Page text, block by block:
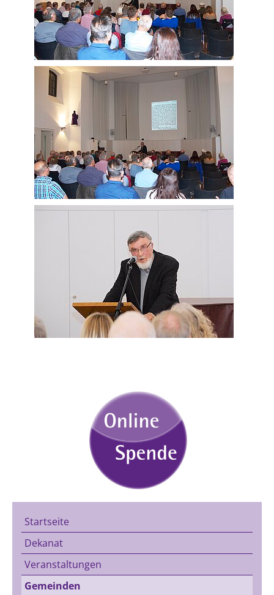
Startseite
Dekanat
Veranstaltungen
Gemeinden